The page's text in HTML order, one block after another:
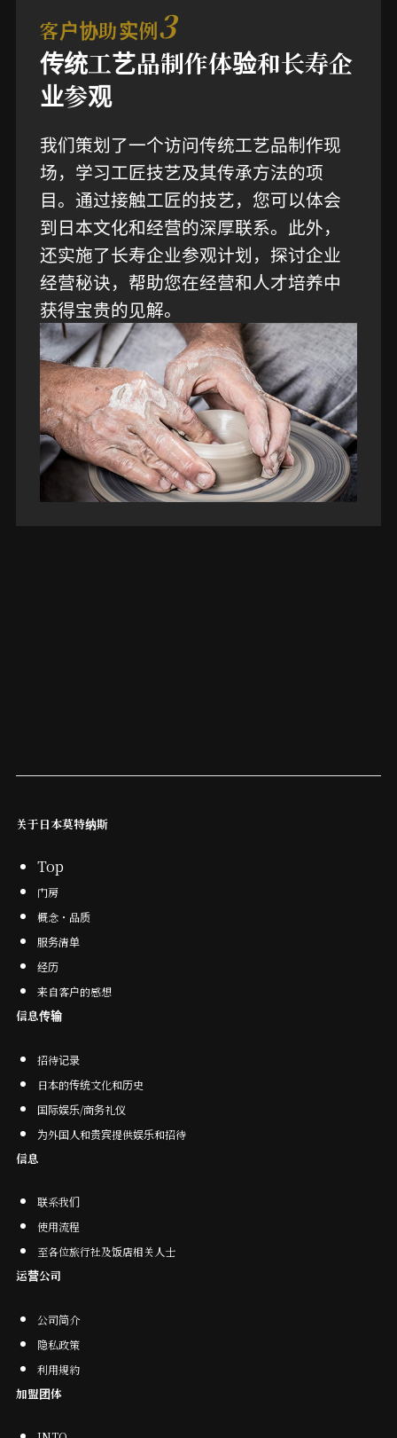
客户协助实例3
传统工艺品制作体验和长寿企
业参观
我们策划了一个访问传统工艺品制作现
场，学习工匠技艺及其传承方法的项
目。通过接触工匠的技艺，您可以体会
到日本文化和经营的深厚联系。此外，
还实施了长寿企业参观计划，探讨企业
经营秘诀，帮助您在经营和人才培养中
获得宝贵的见解。
关于日本莫特纳斯
Top
门房
概念・品质
服务清单
经历
来自客户的感想
信息传输
招待记录
日本的传统文化和历史
国际娱乐/商务礼仪
为外国人和贵宾提供娱乐和招待
信息
联系我们
使用流程
至各位旅行社及饭店相关人士
运营公司
公司简介
隐私政策
利用規約
加盟团体